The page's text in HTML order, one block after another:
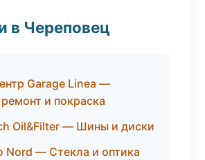
в Череповец
Garage Linea —
и покраска
Oil&Filter — Шины и диски
Nord — Стекла и оптика